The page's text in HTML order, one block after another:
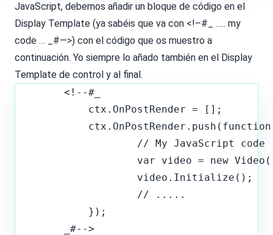
JavaScript, debemos añadir un bloque de código en el
Display Template (ya sabéis que va con <!–#_ ….. my
code … _#—>) con el código que os muestro a
continuación. Yo siempre lo añado también en el Display
Template de control y al final.
        <!--#_
            ctx.OnPostRender = [];
                    // My JavaScript code
var video = new
                    video.Initialize();
                    // .....
            });